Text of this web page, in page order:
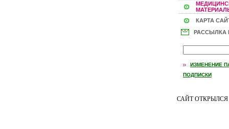
КАРТА
РАССЫЛКА
ИЗМЕНЕНИЕ
ПОДПИСКИ
САЙТ ОТКРЫЛСЯ